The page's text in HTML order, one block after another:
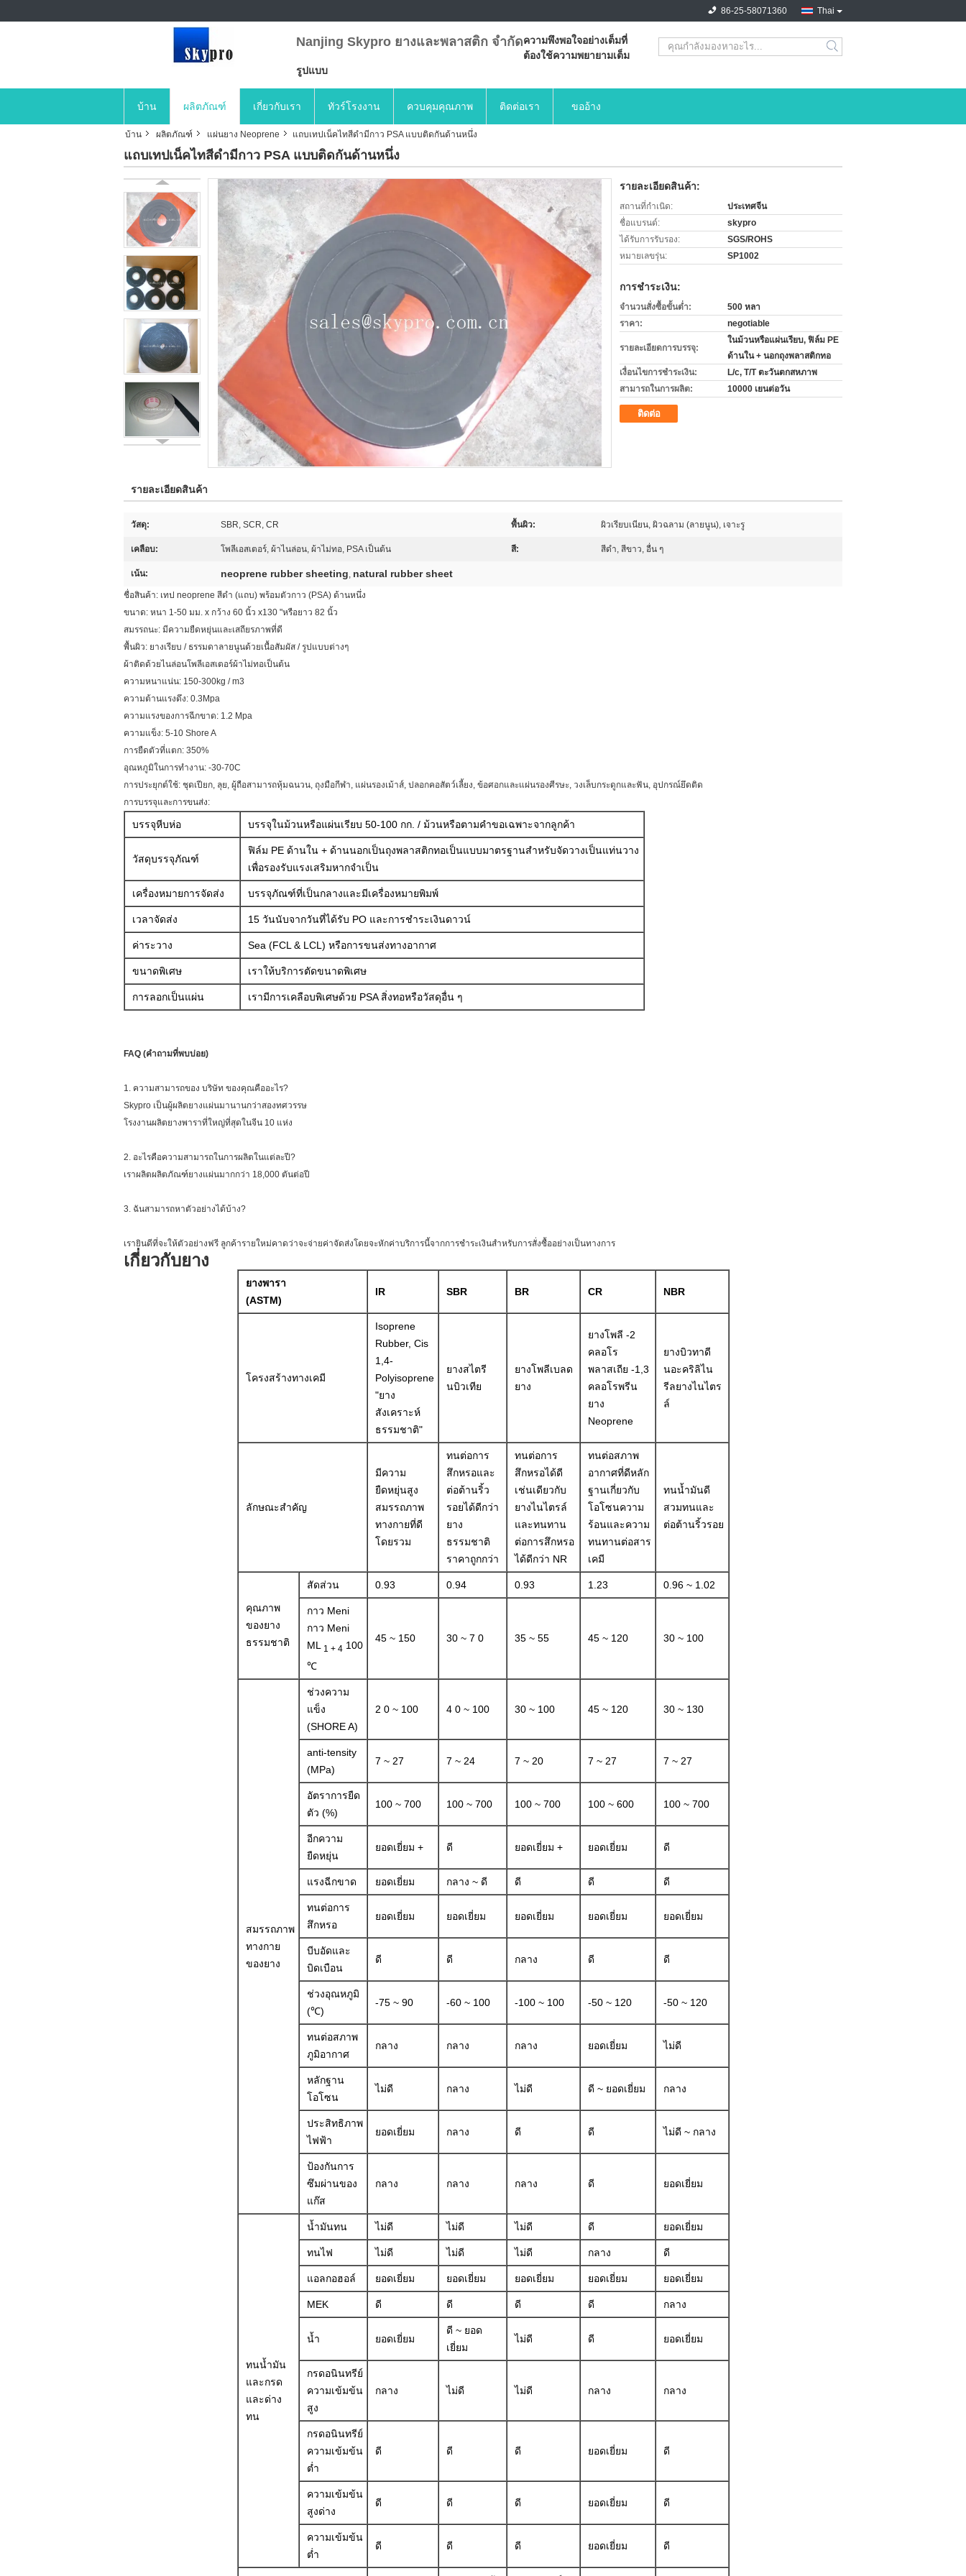
Thai
86-25-58071360
Nanjing Skypro ยางและพลาสติก จำกัดความพึงพอใจอย่างเต็มที่
ต้องใช้ความพยายามเต็ม
รูปแบบ
search
บ้าน ผลิตภัณฑ์ เกี่ยวกับเรา ทัวร์โรงงาน ควบคุมคุณภาพ ติดต่อเรา ขออ้าง
บ้าน ผลิตภัณฑ์ แผ่นยาง Neoprene แถบเทปเน็คไทสีดำมีกาว PSA แบบติดกันด้านหนึ่ง
แถบเทปเน็คไทสีดำมีกาว PSA แบบติดกันด้านหนึ่ง
รายละเอียดสินค้า:
สถานที่กำเนิด:
ประเทศจีน
ชื่อแบรนด์:
skypro
ได้รับการรับรอง:
SGS/ROHS
หมายเลขรุ่น:
SP1002
การชำระเงิน:
จำนวนสั่งซื้อขั้นต่ำ:
500 หลา
ราคา:
negotiable
รายละเอียดการบรรจุ:
ในม้วนหรือแผ่นเรียบ, ฟิล์ม PE
ด้านใน + นอกถุงพลาสติกทอ
เงื่อนไขการชำระเงิน:
L/c, T/T ตะวันตกสหภาพ
สามารถในการผลิต:
10000 เยนต่อวัน
ติดต่อ
รายละเอียดสินค้า
วัสดุ: SBR, SCR, CR พื้นผิว: ผิวเรียบเนียน, ผิวฉลาม (ลายนูน), เจาะรู
เคลือบ: โพลีเอสเตอร์, ผ้าไนล่อน, ผ้าไม่ทอ, PSA เป็นต้น สี: สีดำ, สีขาว, อื่น ๆ
เน้น: neoprene rubber sheeting, natural rubber sheet
ชื่อสินค้า: เทป neoprene สีดำ (แถบ) พร้อมตัวกาว (PSA) ด้านหนึ่ง
ขนาด: หนา 1-50 มม. x กว้าง 60 นิ้ว x130 "หรือยาว 82 นิ้ว
สมรรถนะ: มีความยืดหยุ่นและเสถียรภาพที่ดี
พื้นผิว: ยางเรียบ / ธรรมดาลายนูนด้วยเนื้อสัมผัส / รูปแบบต่างๆ
ผ้าติดด้วยไนล่อนโพลีเอสเตอร์ผ้าไม่ทอเป็นต้น
ความหนาแน่น: 150-300kg / m3
ความต้านแรงดึง: 0.3Mpa
ความแรงของการฉีกขาด: 1.2 Mpa
ความแข็ง: 5-10 Shore A
การยืดตัวที่แตก: 350%
อุณหภูมิในการทำงาน: -30-70C
การประยุกต์ใช้: ชุดเปียก, ลุย, ผู้ถือสามารถหุ้มฉนวน, ถุงมือกีฬา, แผ่นรองเม้าส์, ปลอกคอสัตว์เลี้ยง, ข้อศอกและแผ่นรองศีรษะ, วงเล็บกระดูกและฟัน, อุปกรณ์ยึดติด
การบรรจุและการขนส่ง:
บรรจุหีบห่อ บรรจุในม้วนหรือแผ่นเรียบ 50-100 กก. / ม้วนหรือตามคำขอเฉพาะจากลูกค้า
วัสดุบรรจุภัณฑ์
ฟิล์ม PE ด้านใน + ด้านนอกเป็นถุงพลาสติกทอเป็นแบบมาตรฐานสำหรับจัดวางเป็นแท่นวาง
เพื่อรองรับแรงเสริมหากจำเป็น
เครื่องหมายการจัดส่ง บรรจุภัณฑ์ที่เป็นกลางและมีเครื่องหมายพิมพ์
เวลาจัดส่ง 15 วันนับจากวันที่ได้รับ PO และการชำระเงินดาวน์
ค่าระวาง Sea (FCL & LCL) หรือการขนส่งทางอากาศ
ขนาดพิเศษ เราให้บริการตัดขนาดพิเศษ
การลอกเป็นแผ่น เรามีการเคลือบพิเศษด้วย PSA สิ่งทอหรือวัสดุอื่น ๆ
FAQ (คำถามที่พบบ่อย)
1. ความสามารถของ บริษัท ของคุณคืออะไร?
Skypro เป็นผู้ผลิตยางแผ่นมานานกว่าสองทศวรรษ
โรงงานผลิตยางพาราที่ใหญ่ที่สุดในจีน 10 แห่ง
2. อะไรคือความสามารถในการผลิตในแต่ละปี?
เราผลิตผลิตภัณฑ์ยางแผ่นมากกว่า 18,000 ตันต่อปี
3. ฉันสามารถหาตัวอย่างได้บ้าง?
เรายินดีที่จะให้ตัวอย่างฟรี ลูกค้ารายใหม่คาดว่าจะจ่ายค่าจัดส่งโดยจะหักค่าบริการนี้จากการชำระเงินสำหรับการสั่งซื้ออย่างเป็นทางการ
เกี่ยวกับยาง
ยางพารา
(ASTM)
IR SBR BR CR NBR
โครงสร้างทางเคมี
Isoprene
Rubber, Cis
1,4-
Polyisoprene
"ยาง
สังเคราะห์
ธรรมชาติ"
ยางสไตรี
นบิวเทีย
ยางโพลีเบลด
ยาง
ยางโพลี -2
คลอโร
พลาสเถีย -1,3
คลอโรพรีน
ยาง
Neoprene
ยางบิวทาดี
นอะคริลิไน
รีลยางไนไตร
ล์
ลักษณะสำคัญ
มีความ
ยืดหยุ่นสูง
สมรรถภาพ
ทางกายที่ดี
โดยรวม
ทนต่อการ
สึกหรอและ
ต่อต้านริ้ว
รอยได้ดีกว่า
ยาง
ธรรมชาติ
ราคาถูกกว่า
ทนต่อการ
สึกหรอได้ดี
เช่นเดียวกับ
ยางไนไตรล์
และทนทาน
ต่อการสึกหรอ
ได้ดีกว่า NR
ทนต่อสภาพ
อากาศที่ดีหลัก
ฐานเกี่ยวกับ
โอโซนความ
ร้อนและความ
ทนทานต่อสาร
เคมี
ทนน้ำมันดี
สวมทนและ
ต่อต้านริ้วรอย
คุณภาพ
ของยาง
ธรรมชาติ
สัดส่วน 0.93 0.94 0.93 1.23 0.96 ~ 1.02
กาว Meni
กาว Meni
ML
1 + 4 100
℃
45 ~ 150 30 ~ 7 0 35 ~ 55 45 ~ 120 30 ~ 100
สมรรถภาพ
ทางกาย
ของยาง
ช่วงความ
แข็ง
(SHORE A)
2 0 ~ 100 4 0 ~ 100 30 ~ 100 45 ~ 120 30 ~ 130
anti-tensity
(MPa)
7 ~ 27 7 ~ 24 7 ~ 20 7 ~ 27 7 ~ 27
อัตราการยืด
ตัว (%)
100 ~ 700 100 ~ 700 100 ~ 700 100 ~ 600 100 ~ 700
อีกความ
ยืดหยุ่น
ยอดเยี่ยม + ดี ยอดเยี่ยม + ยอดเยี่ยม ดี
แรงฉีกขาด ยอดเยี่ยม กลาง ~ ดี ดี ดี ดี
ทนต่อการ
สึกหรอ
ยอดเยี่ยม ยอดเยี่ยม ยอดเยี่ยม ยอดเยี่ยม ยอดเยี่ยม
บีบอัดและ
บิดเบือน
ดี ดี กลาง ดี ดี
ช่วงอุณหภูมิ
(℃)
-75 ~ 90 -60 ~ 100 -100 ~ 100 -50 ~ 120 -50 ~ 120
ทนต่อสภาพ
ภูมิอากาศ
กลาง กลาง กลาง ยอดเยี่ยม ไม่ดี
หลักฐาน
โอโซน
ไม่ดี กลาง ไม่ดี ดี ~ ยอดเยี่ยม กลาง
ประสิทธิภาพ
ไฟฟ้า
ยอดเยี่ยม กลาง ดี ดี ไม่ดี ~ กลาง
ป้องกันการ
ซึมผ่านของ
แก๊ส
กลาง กลาง กลาง ดี ยอดเยี่ยม
ทนน้ำมัน
และกรด
และด่าง
ทน
น้ำมันทน ไม่ดี ไม่ดี ไม่ดี ดี ยอดเยี่ยม
ทนไฟ ไม่ดี ไม่ดี ไม่ดี กลาง ดี
แอลกอฮอล์ ยอดเยี่ยม ยอดเยี่ยม ยอดเยี่ยม ยอดเยี่ยม ยอดเยี่ยม
MEK ดี ดี ดี ดี กลาง
น้ำ ยอดเยี่ยม
ดี ~ ยอด
เยี่ยม
ไม่ดี ดี ยอดเยี่ยม
กรดอนินทรีย์
ความเข้มข้น
สูง
กลาง ไม่ดี ไม่ดี กลาง กลาง
กรดอนินทรีย์
ความเข้มข้น
ต่ำ
ดี ดี ดี ยอดเยี่ยม ดี
ความเข้มข้น
สูงด่าง
ดี ดี ดี ยอดเยี่ยม ดี
ความเข้มข้น
ต่ำ
ดี ดี ดี ยอดเยี่ยม ดี